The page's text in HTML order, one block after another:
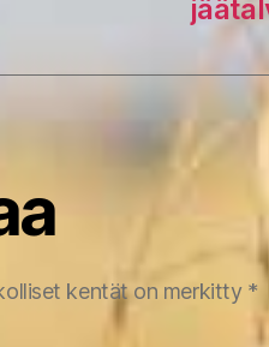
kentät on merkitty *